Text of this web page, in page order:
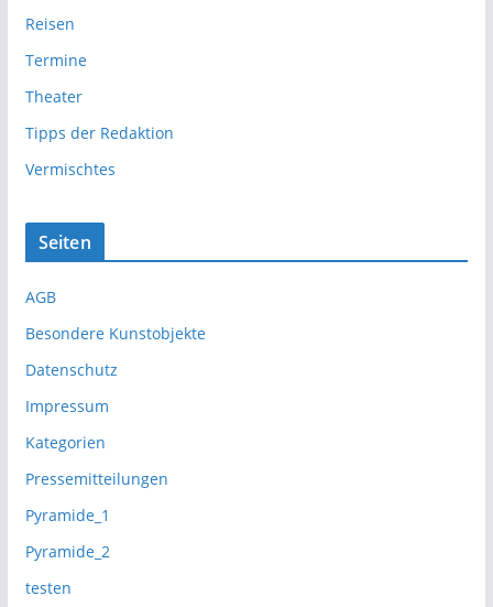
Reisen
Termine
Theater
Tipps der Redaktion
Vermischtes
Seiten
AGB
Besondere Kunstobjekte
Datenschutz
Impressum
Kategorien
Pressemitteilungen
Pyramide_1
Pyramide_2
testen